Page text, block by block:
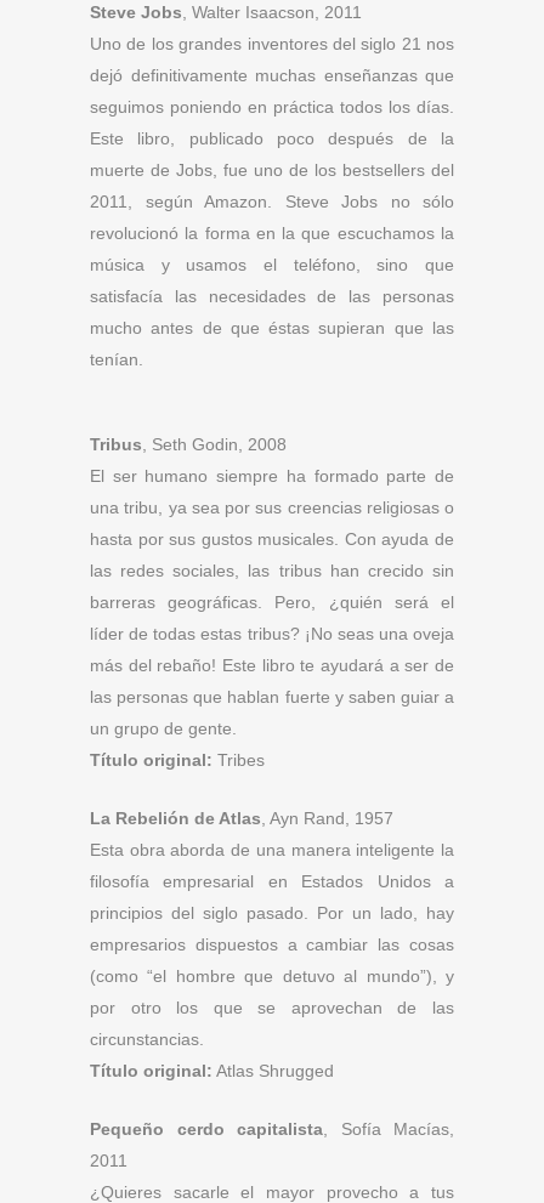
Steve Jobs , Walter Isaacson, 2011
Uno de los grandes inventores del siglo 21 nos
dejó definitivamente muchas enseñanzas que
seguimos poniendo en práctica todos los días.
Este libro, publicado poco después de la
muerte de Jobs, fue uno de los bestsellers del
2011, según Amazon. Steve Jobs no sólo
revolucionó la forma en la que escuchamos la
música y usamos el teléfono, sino que
satisfacía las necesidades de las personas
mucho antes de que éstas supieran que las
tenían.
Tribus , Seth Godin, 2008
El ser humano siempre ha formado parte de
una tribu, ya sea por sus creencias religiosas o
hasta por sus gustos musicales. Con ayuda de
las redes sociales, las tribus han crecido sin
barreras geográficas. Pero, ¿quién será el
líder de todas estas tribus? ¡No seas una oveja
más del rebaño! Este libro te ayudará a ser de
las personas que hablan fuerte y saben guiar a
un grupo de gente.
Título original: Tribes
La Rebelión de Atlas , Ayn Rand, 1957
Esta obra aborda de una manera inteligente la
filosofía empresarial en Estados Unidos a
principios del siglo pasado. Por un lado, hay
empresarios dispuestos a cambiar las cosas
(como “el hombre que detuvo al mundo”), y
por otro los que se aprovechan de las
circunstancias.
Título original: Atlas Shrugged
Pequeño cerdo capitalista , Sofía Macías,
2011
¿Quieres sacarle el mayor provecho a tus